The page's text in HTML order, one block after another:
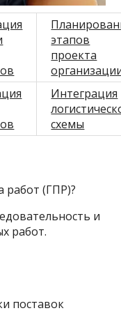
этапов
проекта
Интеграция
схемы
работ (ГПР)?
и
работ.
поставок